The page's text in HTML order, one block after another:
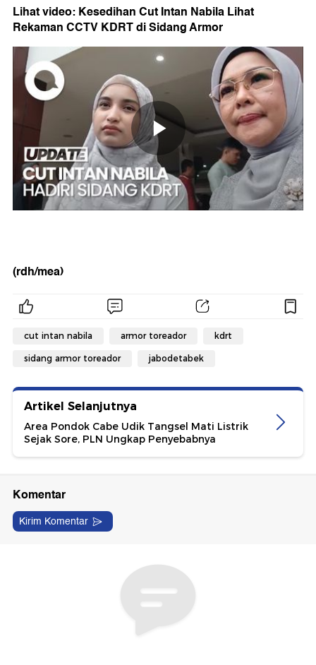
Lihat video: Kesedihan Cut Intan Nabila Lihat
Rekaman CCTV KDRT di Sidang Armor
(rdh/mea)
cut intan nabila armor toreador kdrt
sidang armor toreador jabodetabek
Artikel Selanjutnya
Area Pondok Cabe Udik Tangsel Mati Listrik
Sejak Sore, PLN Ungkap Penyebabnya